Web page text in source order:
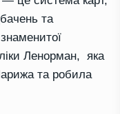
та
Ленорман, яка
та робила